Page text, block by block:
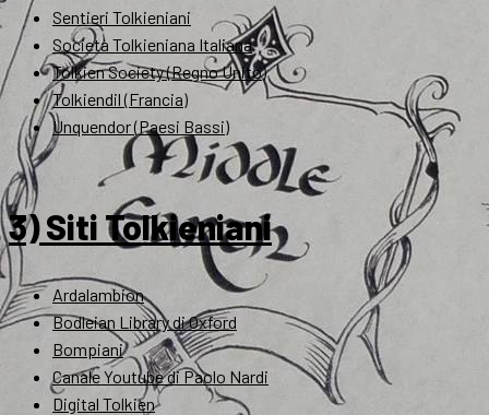
Sentieri Tolkieniani
Società Tolkieniana Italiana
Tolkien Society (Regno Unito)
Tolkiendil (Francia)
Unquendor (Paesi Bassi)
3) Siti Tolkieniani
Ardalambion
Bodleian Library di Oxford
Bompiani
Canale Youtube di Paolo Nardi
Digital Tolkien